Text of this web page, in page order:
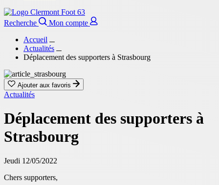
Recherche
Mon compte
Accueil
Actualités
Déplacement des supporters à Strasbourg
Ajouter aux favoris
Actualités
Déplacement des supporters à
Strasbourg
Jeudi 12/05/2022
Chers supporters,